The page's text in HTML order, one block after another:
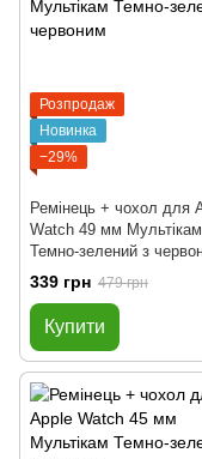
Розпродаж
Новинка
−29%
Ремінець + чохол для
Watch 49 мм Мультікам
Темно-зелений з
339 грн 479 грн
Купити